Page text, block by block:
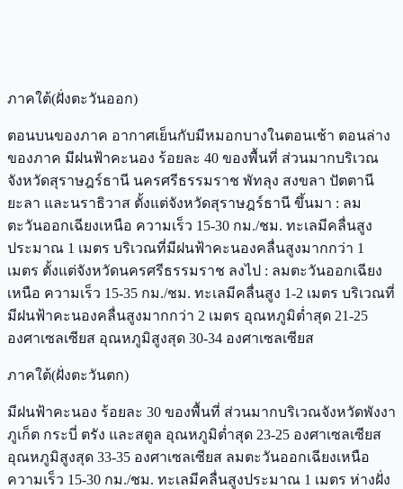
ภาคใต้(ฝั่งตะวันออก)
ตอนบนของภาค อากาศเย็นกับมีหมอกบางในตอนเช้า ตอนล่าง
ของภาค มีฝนฟ้าคะนอง ร้อยละ 40 ของพื้นที่ ส่วนมากบริเวณ
จังหวัดสุราษฎร์ธานี นครศรีธรรมราช พัทลุง สงขลา ปัตตานี
ยะลา และนราธิวาส ตั้งแต่จังหวัดสุราษฎร์ธานี ขึ้นมา : ลม
ตะวันออกเฉียงเหนือ ความเร็ว 15-30 กม./ชม. ทะเลมีคลื่นสูง
ประมาณ 1 เมตร บริเวณที่มีฝนฟ้าคะนองคลื่นสูงมากกว่า 1
เมตร ตั้งแต่จังหวัดนครศรีธรรมราช ลงไป : ลมตะวันออกเฉียง
เหนือ ความเร็ว 15-35 กม./ชม. ทะเลมีคลื่นสูง 1-2 เมตร บริเวณที่
มีฝนฟ้าคะนองคลื่นสูงมากกว่า 2 เมตร อุณหภูมิต่ำสุด 21-25
องศาเซลเซียส อุณหภูมิสูงสุด 30-34 องศาเซลเซียส
ภาคใต้(ฝั่งตะวันตก)
มีฝนฟ้าคะนอง ร้อยละ 30 ของพื้นที่ ส่วนมากบริเวณจังหวัดพังงา
ภูเก็ต กระบี่ ตรัง และสตูล อุณหภูมิต่ำสุด 23-25 องศาเซลเซียส
อุณหภูมิสูงสุด 33-35 องศาเซลเซียส ลมตะวันออกเฉียงเหนือ
ความเร็ว 15-30 กม./ชม. ทะเลมีคลื่นสูงประมาณ 1 เมตร ห่างฝั่ง